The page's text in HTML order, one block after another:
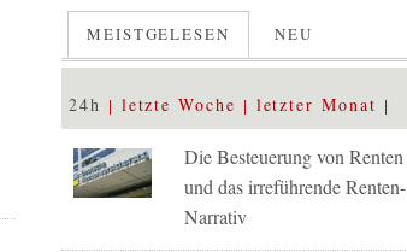
MEISTGELESEN NEU
24h letzte Woche letzter Monat
Die Besteuerung von Renten
und das irreführende Renten-
Narrativ